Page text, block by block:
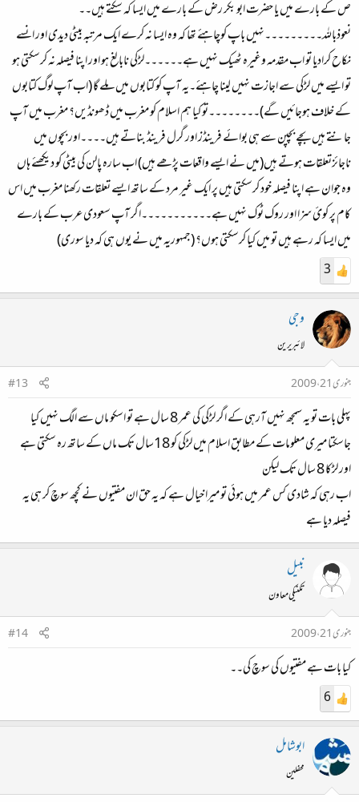
ص کے بارے میں یا حضرت ابو بکر رض کے بارے میں ایسا کہ سکتے ہیں۔۔
نعوذباللہ۔۔۔۔۔۔۔۔۔نہیں باپ کوچاہئے تھا کہ وہ ایسا نہ کرے ایک مرتبہ بیٹی دیدی اور انسے
نکاح کرادیا تو اب مقدمہ وغیرہ ٹھیک نہیں ہے۔۔۔۔۔۔لڑکی نابالغ ہو اور اپنا فیصلہ نہ کرسکتی ہو
تو ایسے میں لڑکی سے اجازت نہیں لینا چاہئے۔یہ آپ کو کتابوں میں ملے گا (اب آپ لوگ کتابوں
کے خلاف ہوجائیں گے)۔۔۔۔۔۔۔۔تو کیا ہم اسلام کو مغرب میں ڈھونڈیں؟ مغرب میں آپ
جانتے ہیں بچے بچپن سے ہی بوائے فرینڈز اور گرل فرینڈ بناتے ہیں۔۔۔۔اور بچوں میں
ناجائزتعلقات ہوتے ہیں(میں نے ایسے واقعات پڑھے ہیں) اب سارہ پالن کی بیٹی کو دیکھئے ہاں
وہ جوان ہے اپنا فیصلہ خود کرسکتی ہیں پر ایک غیر مرد کے ساتھ ایسے تعلقات رکھنا مغرب میں اس
کام پر کوئ سزا اور روک ٹوک نہیں ہے۔۔۔۔۔۔۔۔۔۔۔اگر آپ سعودی عرب کے بارے
میں ایسا کہ رہے ہیں تو میں کیا کرسکتی ہوں؟ (جمہوریہ میں نے یوں ہی کہ دیا سوری)
3
وجی
لائبریرین
جنوری 21، 2009
#13
پہلی بات تو یہ سمجھ نہیں آرہی کے اگر لڑکی کی عمر 8 سال ہے تو اسکو ماں سے الگ نہیں کیا
جاسکتا میری معلومات کے مطابق اسلام میں لڑکی کو 18سال تک ماں کے ساتھ رہ سکتی ہے
اور لڑکا 8 سال تک لیکن
اب رہی کہ شادی کس عمر میں ہوئی تو میرا خیال ہے کہ یہ حق ان مفتیوں نے کچھ سوچ کر ہی یہ
فیصلہ دیا ہے
نبیل
تکنیکی معاون
جنوری 21، 2009
#14
کیا بات ہے مفتیوں کی سوچ کی۔۔
6
ابوشامل
محفلین